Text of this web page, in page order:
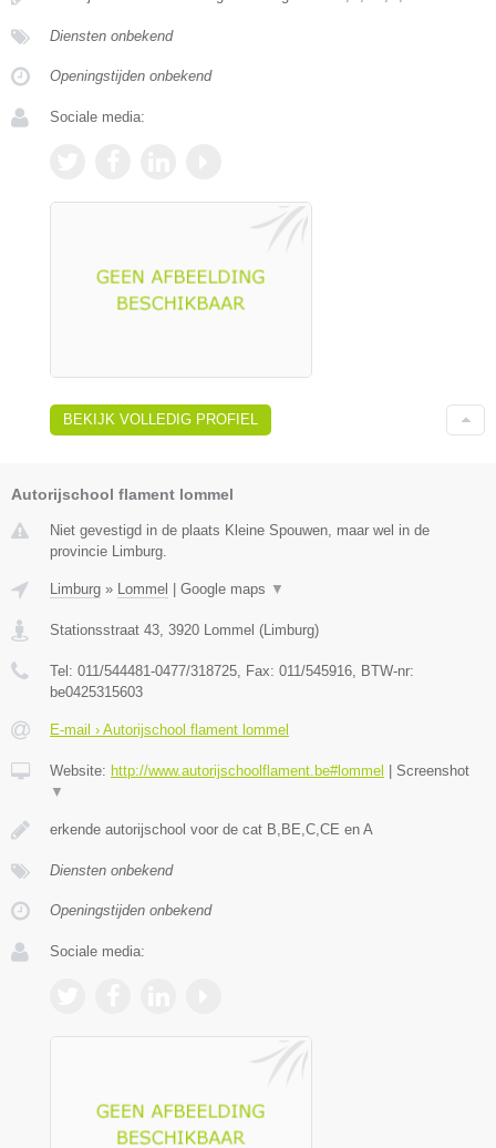
Diensten onbekend
Openingstijden onbekend
Sociale media:
BEKIJK VOLLEDIG PROFIEL
Autorijschool flament lommel
Niet gevestigd in de plaats Kleine Spouwen, maar wel in de
provincie Limburg.
Limburg » Lommel Google maps ▼
Stationsstraat 43, 3920 Lommel (Limburg)
Tel: 011/544481-0477/318725, Fax: 011/545916, BTW-nr:
be0425315603
E-mail › Autorijschool flament lommel
Website: http://www.autorijschoolflament.be#lommel
Screenshot
▼
erkende autorijschool voor de cat B,BE,C,CE en A
Diensten onbekend
Openingstijden onbekend
Sociale media: